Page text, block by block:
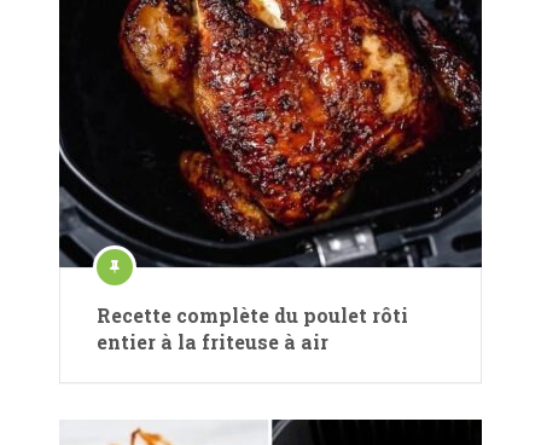
Recette complète du poulet rôti
entier à la friteuse à air